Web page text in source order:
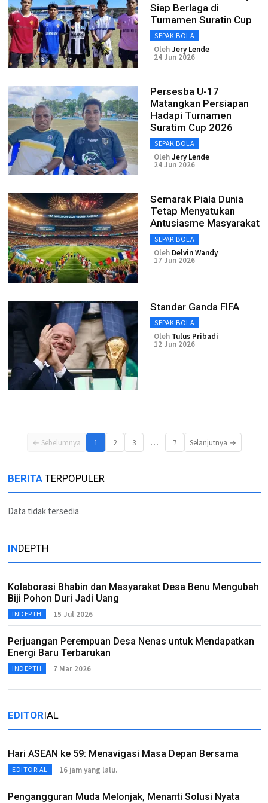
Siap Berlaga di
Turnamen Suratin Cup
SEPAK BOLA
OlehJery Lende
24 Jun 2026
Persesba U-17
Matangkan Persiapan
Hadapi Turnamen
Suratim Cup 2026
SEPAK BOLA
OlehJery Lende
24 Jun 2026
Semarak Piala Dunia
Tetap Menyatukan
Antusiasme Masyarakat
SEPAK BOLA
Oleh Delvin Wandy
17 Jun 2026
Standar Ganda FIFA
SEPAK BOLA
Oleh Tulus Pribadi
12 Jun 2026
← Sebelumnya 1 2 3 … 7 Selanjutnya →
BERITA TERPOPULER
Data tidak tersedia
INDEPTH
Kolaborasi Bhabin dan Masyarakat Desa Benu Mengubah
Biji Pohon Duri Jadi Uang
INDEPTH 15 Jul 2026
Perjuangan Perempuan Desa Nenas untuk Mendapatkan
Energi Baru Terbarukan
INDEPTH 7 Mar 2026
EDITORIAL
Hari ASEAN ke 59: Menavigasi Masa Depan Bersama
EDITORIAL 16 jam yang lalu.
Pengangguran Muda Melonjak, Menanti Solusi Nyata